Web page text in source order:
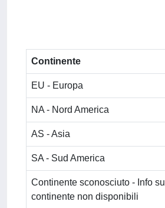
Continente
EU - Europa
NA - Nord America
AS - Asia
SA - Sud America
Continente sconosciuto - Info sul
continente non disponibili